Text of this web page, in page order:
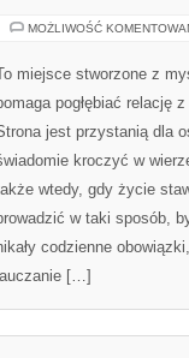
MOŻLIWOŚĆ
miejsce stworzone z
pogłębiać relację
jest przystanią dla
kroczyć w
wtedy, gdy życie
w taki sposób,
codzienne
[…]